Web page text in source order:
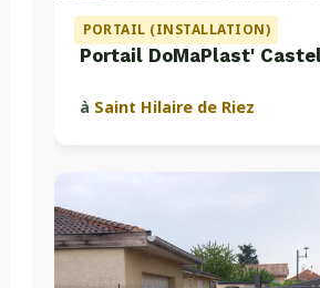
PORTAIL (INSTALLATION)
Portail DoMaPlast'
à Saint Hilaire de Riez